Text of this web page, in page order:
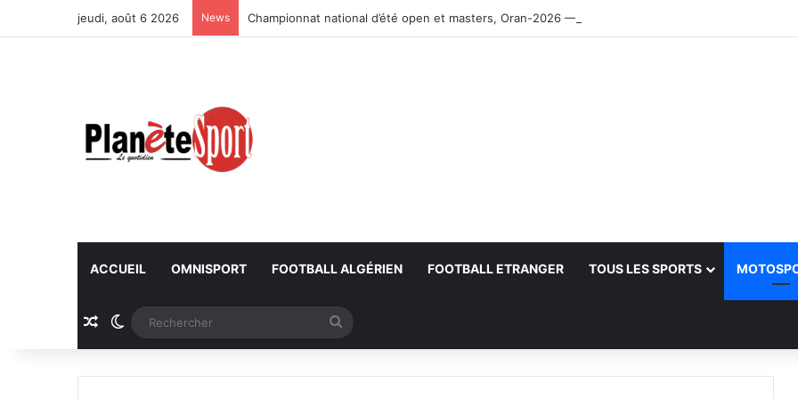
jeudi, août 6 2026 News Championnat national d’été open et masters, Oran-2026 — Le CRB s’adjuge le titre
ACCUEIL OMNISPORT FOOTBALL ALGÉRIEN FOOTBALL ETRANGER TOUS LES SPORTS
Article Aléatoire
Switch skin